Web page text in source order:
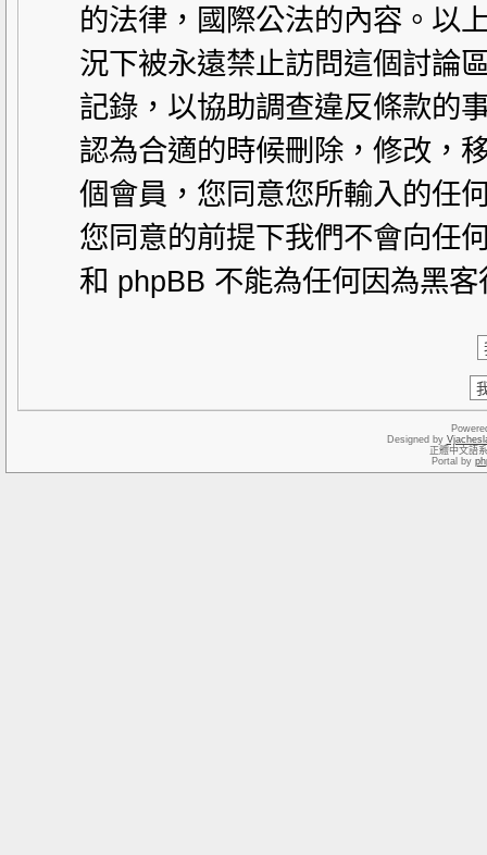
的法律，國際公法的內容。以
況下被永遠禁止訪問這個討論
記錄，以協助調查違反條款的
認為合適的時候刪除，修改，
個會員，您同意您所輸入的任
您同意的前提下我們不會向任
和 phpBB 不能為任何因為黑
Designed by
正體中文語
Portal by